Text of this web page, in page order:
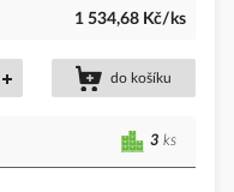
1 534,68 Kč/ks
do košíku
3 ks